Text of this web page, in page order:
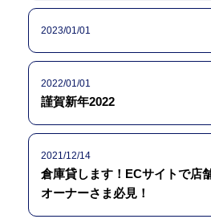
2023/01/01
2022/01/01
謹賀新年2022
2021/12/14
倉庫貸します！ECサイトで店
オーナーさま必見！